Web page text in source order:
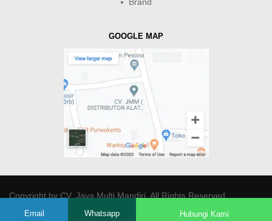
GOOGLE MAP
Copyright byCV. Java Multi Mandiri. All Rights Reserved.
Email Whatsapp Hubungi Kami